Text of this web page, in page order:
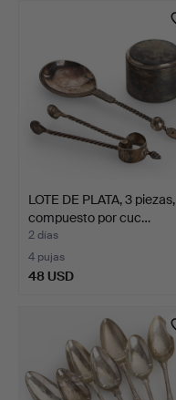
LOTE DE PLATA, 3 piezas,
compuesto por cuc…
2 días
4 pujas
48 USD